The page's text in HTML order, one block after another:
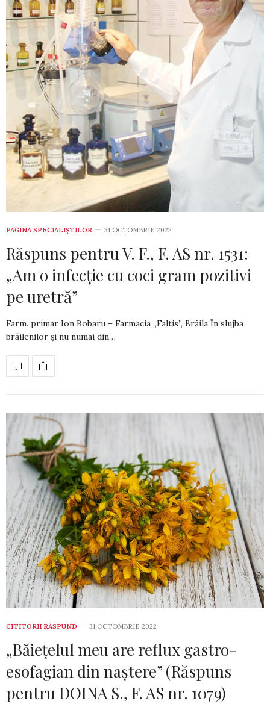
PAGINA SPECIALIȘTILOR 31 OCTOMBRIE 2022
Răspuns pentru V. F., F. AS nr. 1531:
„Am o infecție cu coci gram pozitivi
pe uretră”
Farm. primar Ion Bobaru – Farmacia „Faltis”, Brăila În slujba
brăilenilor și nu numai din…
CITITORII RĂSPUND 31 OCTOMBRIE 2022
„Băiețelul meu are reflux gastro-
esofagian din naștere” (Răspuns
pentru DOINA S., F. AS nr. 1079)